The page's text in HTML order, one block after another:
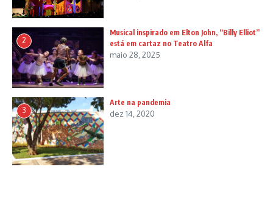
2
Musical inspirado em Elton John, “Billy Elliot”
está em cartaz no Teatro Alfa
maio 28, 2025
3
Arte na pandemia
dez 14, 2020